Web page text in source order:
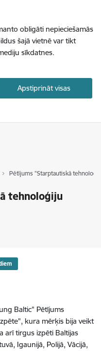
obligāti nepieciešamās
šajā vietnē var tikt
sīkdatnes.
Apstiprināt visas
Pētījums "Starptautiskā
tehnoloģiju
Baltic" Pētījums
kura mērķis bija veikt
arī tirgus izpēti Baltijas
Igaunijā, Polijā, Vācijā,